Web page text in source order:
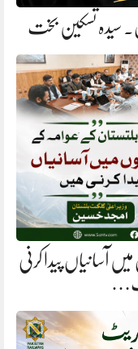
سیدہ تسکین بخت
آسانیاں پیدا کرنی